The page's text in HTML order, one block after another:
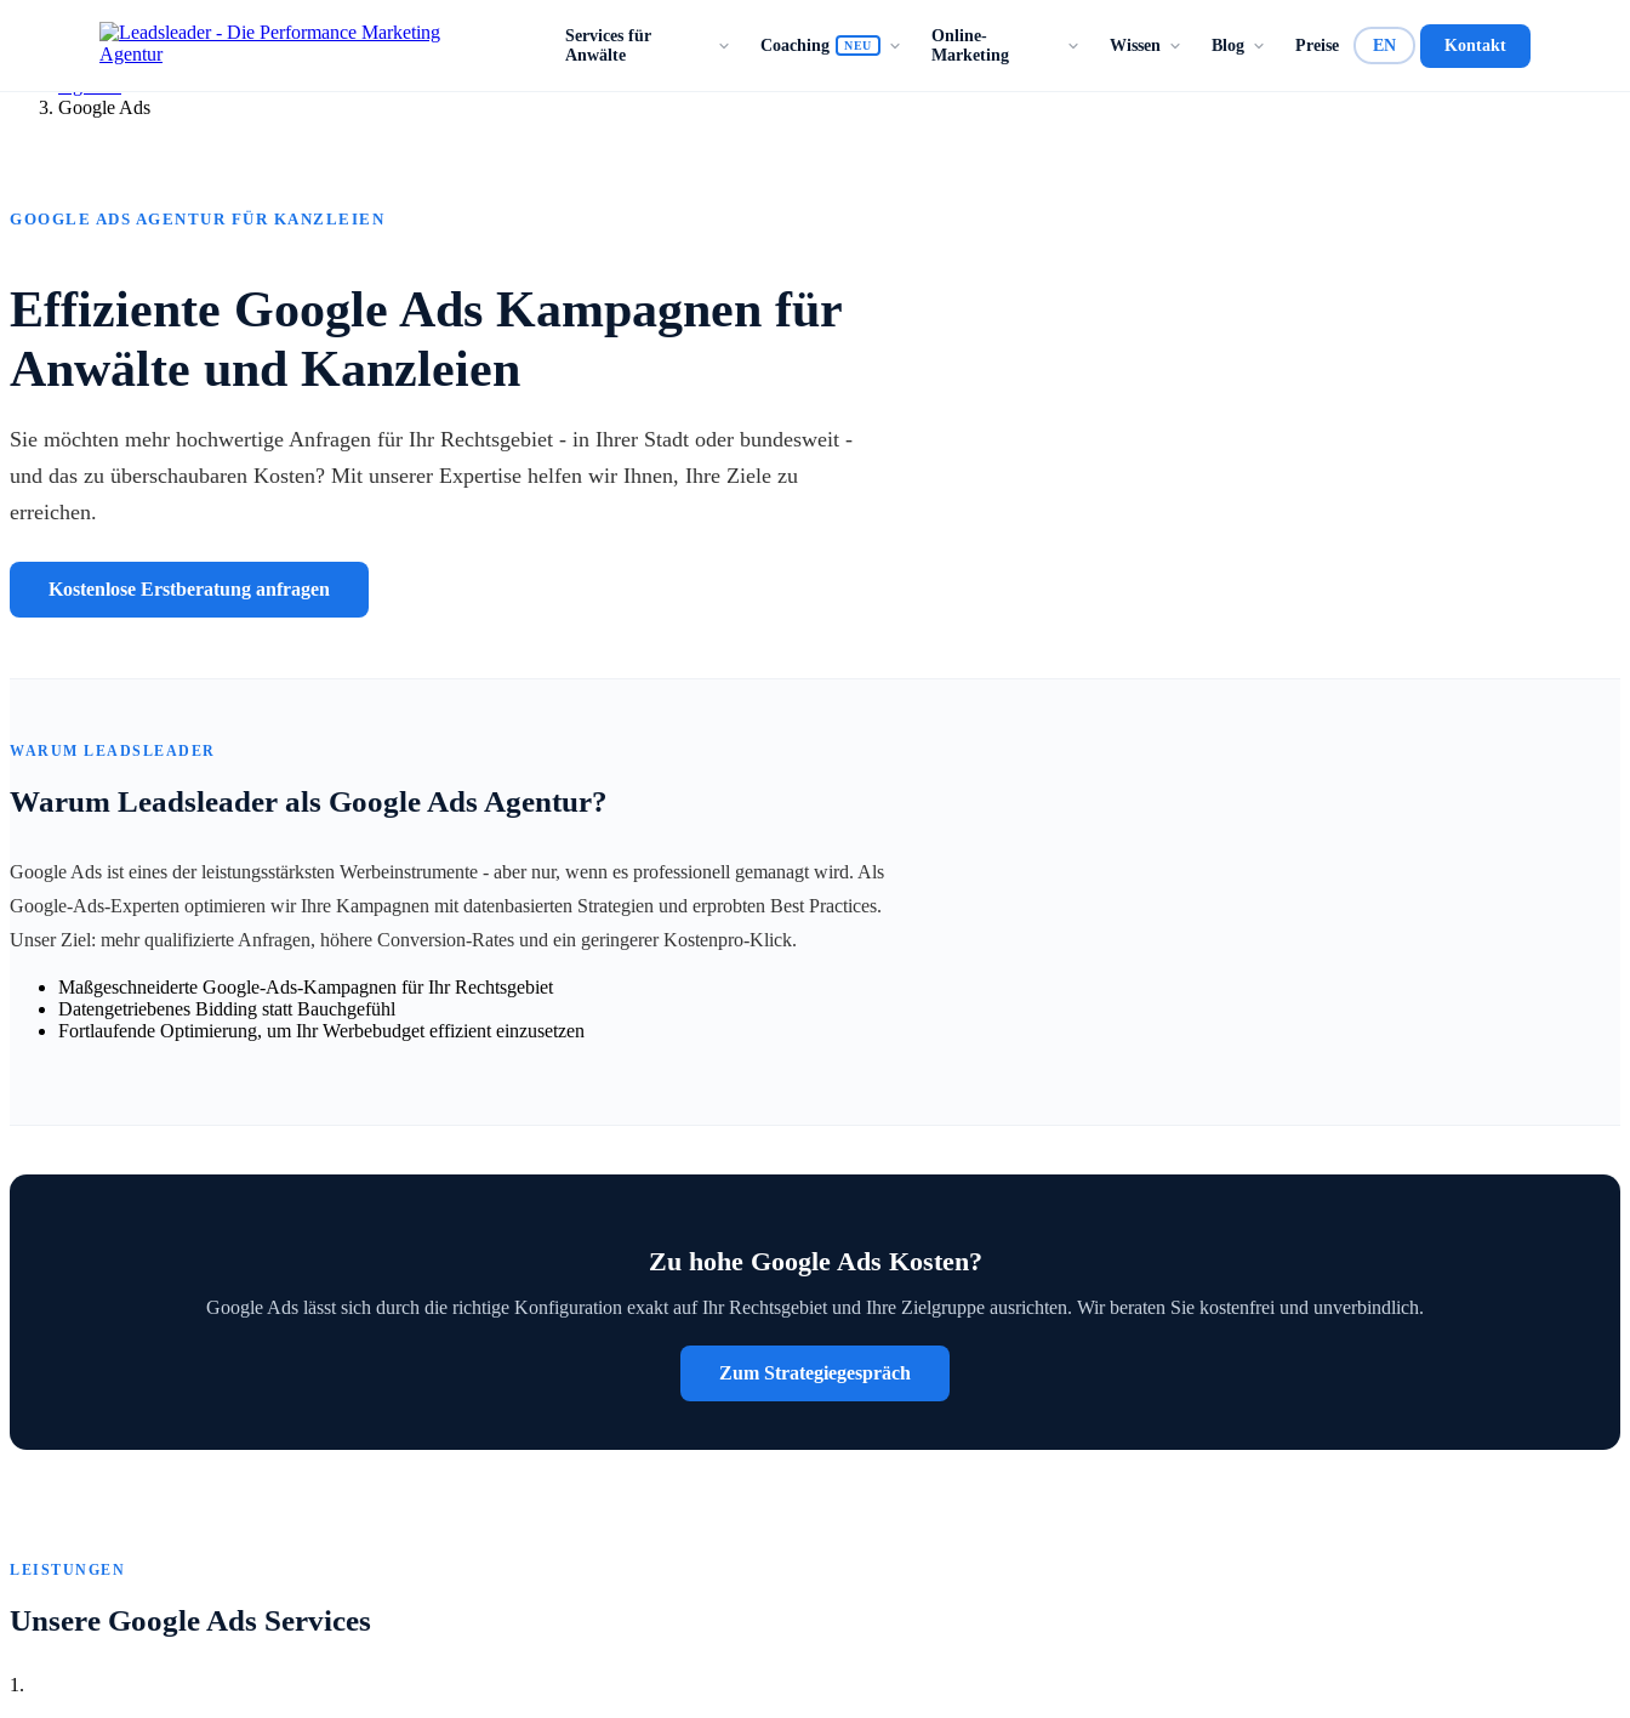
Services für
Anwälte
Coaching NEU
Online-
Marketing
Wissen Blog Preise EN Kontakt
Google Ads
GOOGLE ADS AGENTUR FÜR KANZLEIEN
Effiziente Google Ads Kampagnen für
Anwälte und Kanzleien
Sie möchten mehr hochwertige Anfragen für Ihr Rechtsgebiet - in Ihrer Stadt oder bundesweit -
und das zu überschaubaren Kosten? Mit unserer Expertise helfen wir Ihnen, Ihre Ziele zu
erreichen.
Kostenlose Erstberatung anfragen
WARUM LEADSLEADER
Warum Leadsleader als Google Ads Agentur?
Google Ads ist eines der leistungsstärksten Werbeinstrumente - aber nur, wenn es professionell gemanagt wird. Als
Google-Ads-Experten optimieren wir Ihre Kampagnen mit datenbasierten Strategien und erprobten Best Practices.
Unser Ziel: mehr qualifizierte Anfragen, höhere Conversion-Rates und ein geringerer Kostenpro-Klick.
Maßgeschneiderte Google-Ads-Kampagnen für Ihr Rechtsgebiet
Datengetriebenes Bidding statt Bauchgefühl
Fortlaufende Optimierung, um Ihr Werbebudget effizient einzusetzen
Zu hohe Google Ads Kosten?
Google Ads lässt sich durch die richtige Konfiguration exakt auf Ihr Rechtsgebiet und Ihre Zielgruppe ausrichten. Wir beraten Sie kostenfrei und unverbindlich.
Zum Strategiegespräch
LEISTUNGEN
Unsere Google Ads Services
1.